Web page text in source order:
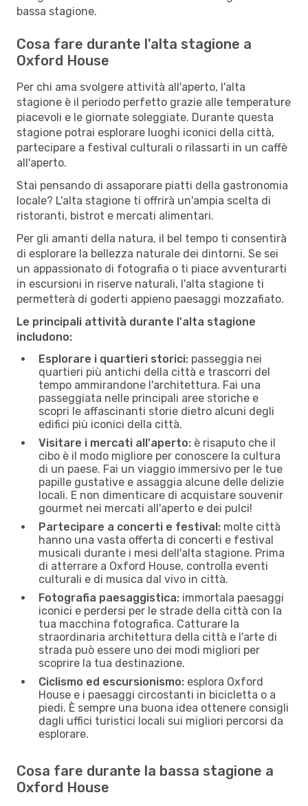
bassa stagione.
Cosa fare durante l'alta stagione a
Oxford House
Per chi ama svolgere attività all'aperto, l'alta
stagione è il periodo perfetto grazie alle temperature
piacevoli e le giornate soleggiate. Durante questa
stagione potrai esplorare luoghi iconici della città,
partecipare a festival culturali o rilassarti in un caffè
all'aperto.
Stai pensando di assaporare piatti della gastronomia
locale? L'alta stagione ti offrirà un'ampia scelta di
ristoranti, bistrot e mercati alimentari.
Per gli amanti della natura, il bel tempo ti consentirà
di esplorare la bellezza naturale dei dintorni. Se sei
un appassionato di fotografia o ti piace avventurarti
in escursioni in riserve naturali, l'alta stagione ti
permetterà di goderti appieno paesaggi mozzafiato.
Le principali attività durante l'alta stagione
includono:
Esplorare i quartieri storici: passeggia nei
quartieri più antichi della città e trascorri del
tempo ammirandone l'architettura. Fai una
passeggiata nelle principali aree storiche e
scopri le affascinanti storie dietro alcuni degli
edifici più iconici della città.
Visitare i mercati all'aperto: è risaputo che il
cibo è il modo migliore per conoscere la cultura
di un paese. Fai un viaggio immersivo per le tue
papille gustative e assaggia alcune delle delizie
locali. E non dimenticare di acquistare souvenir
gourmet nei mercati all'aperto e dei pulci!
Partecipare a concerti e festival: molte città
hanno una vasta offerta di concerti e festival
musicali durante i mesi dell'alta stagione. Prima
di atterrare a Oxford House, controlla eventi
culturali e di musica dal vivo in città.
Fotografia paesaggistica: immortala paesaggi
iconici e perdersi per le strade della città con la
tua macchina fotografica. Catturare la
straordinaria architettura della città e l'arte di
strada può essere uno dei modi migliori per
scoprire la tua destinazione.
Ciclismo ed escursionismo: esplora Oxford
House e i paesaggi circostanti in bicicletta o a
piedi. È sempre una buona idea ottenere consigli
dagli uffici turistici locali sui migliori percorsi da
esplorare.
Cosa fare durante la bassa stagione a
Oxford House